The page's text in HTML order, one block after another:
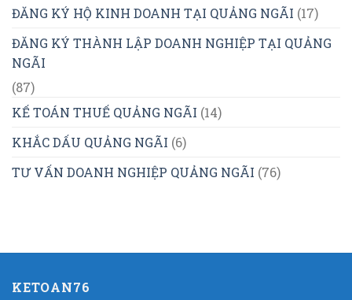
ĐĂNG KÝ HỘ KINH DOANH TẠI QUẢNG NGÃI (17)
ĐĂNG KÝ THÀNH LẬP DOANH NGHIỆP TẠI QUẢNG
NGÃI
(87)
KẾ TOÁN THUẾ QUẢNG NGÃI (14)
KHẮC DẤU QUẢNG NGÃI (6)
TƯ VẤN DOANH NGHIỆP QUẢNG NGÃI (76)
KETOAN76